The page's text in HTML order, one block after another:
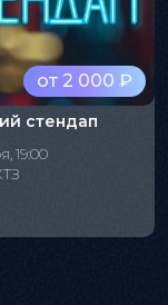
от 2 000 ₽
стендап
19:00